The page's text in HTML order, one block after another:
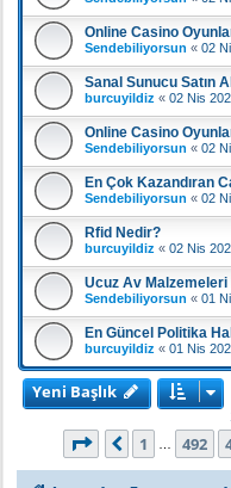
Online Casino
Sendebiliyorsun « 02
Sanal Sunucu Satın
burcuyildiz « 02 Nis
Online Casino
Sendebiliyorsun « 02
En Çok Kazandıran
Sendebiliyorsun « 02
Rfid Nedir?
burcuyildiz « 02 Nis
Ucuz Av Malzemeleri
Sendebiliyorsun « 01
En Güncel Politika
burcuyildiz « 01 Nis
Yeni Başlık
494. sayfa
Önceki
1 492